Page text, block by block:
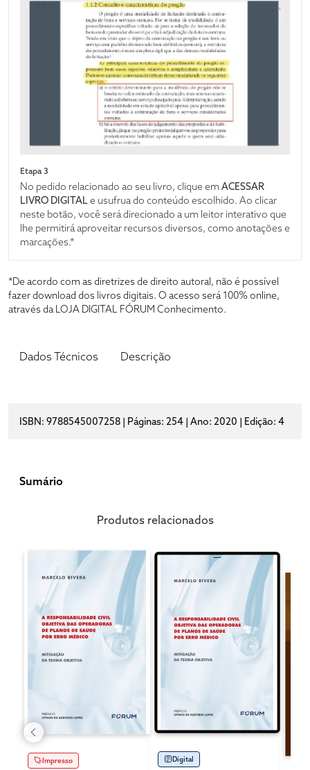
Etapa 3
No pedido relacionado ao seu livro, clique em ACESSAR
LIVRO DIGITALe usufrua do conteúdo escolhido. Ao clicar
neste botão, você será direcionado a um leitor interativo que
lhe permitirá aproveitar recursos diversos, como anotações e
marcações.*
*De acordo com as diretrizes de direito autoral, não é possível
fazer download dos livros digitais. O acesso será 100% online,
através da LOJA DIGITAL FÓRUM Conhecimento.
Dados Técnicos Descrição
ISBN: 9788545007258 | Páginas: 254 | Ano: 2020 | Edição: 4
Sumário
Produtos relacionados
Impresso Digital